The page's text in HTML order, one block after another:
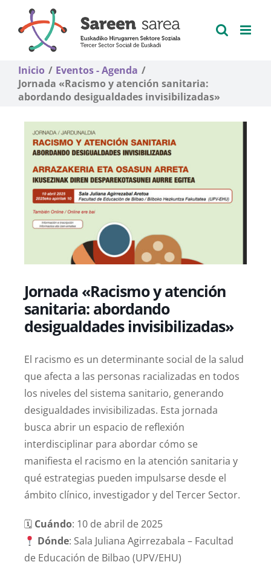
contenido
Inicio
Eventos - Agenda
Jornada «Racismo y atención sanitaria:
abordando desigualdades invisibilizadas»
Jornada «Racismo y atención
sanitaria: abordando
desigualdades invisibilizadas»
El racismo es un determinante social de la salud
que afecta a las personas racializadas en todos
los niveles del sistema sanitario, generando
desigualdades invisibilizadas. Esta jornada
busca abrir un espacio de reflexión
interdisciplinar para abordar cómo se
manifiesta el racismo en la atención sanitaria y
qué estrategias pueden impulsarse desde el
ámbito clínico, investigador y del Tercer Sector.
🗓 Cuándo: 10 de abril de 2025
Dónde: Sala Juliana Agirrezabala – Facultad
de Educación de Bilbao (UPV/EHU)